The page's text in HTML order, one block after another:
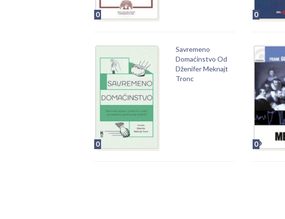
0 0
0
Savremeno
Domaćinstvo Od
Dženifer Meknajt
Tronc
0